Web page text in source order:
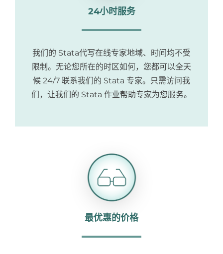
24小时服务
我们的 Stata代写在线专家地域、时间均不受
限制。无论您所在的时区如何，您都可以全天
候 24/7 联系我们的 Stata 专家。只需访问我
们，让我们的 Stata 作业帮助专家为您服务。
最优惠的价格